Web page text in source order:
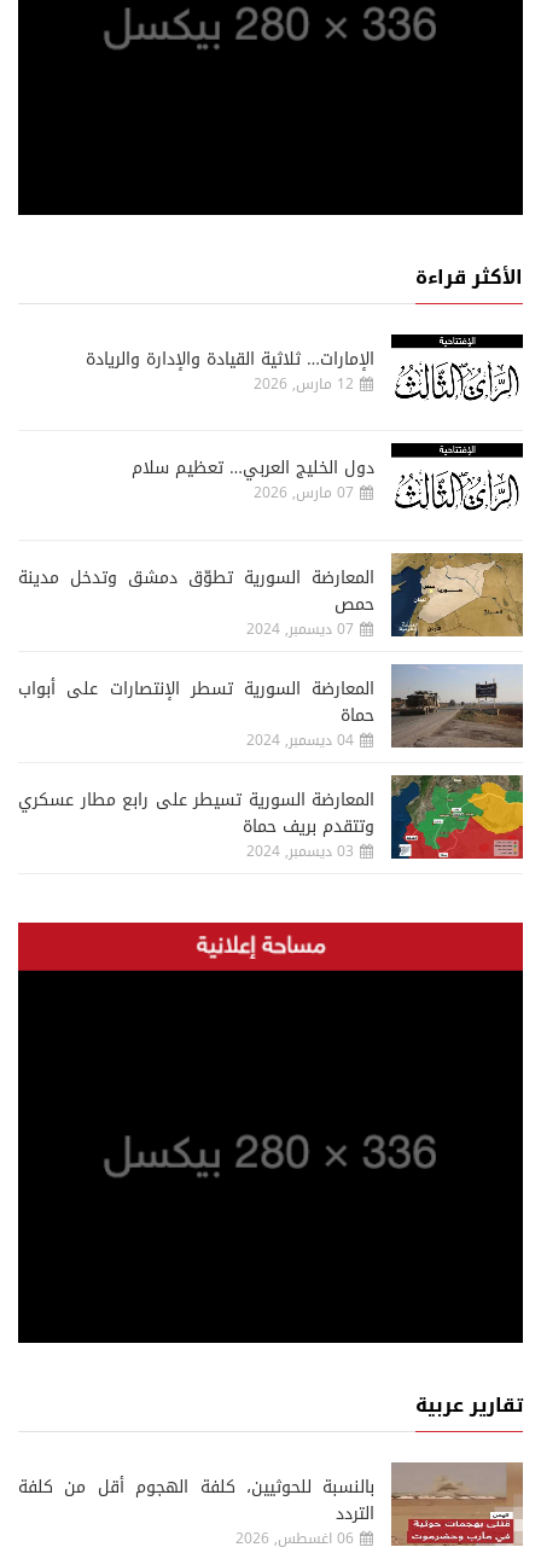
الأكثر قراءة
الإمارات… ثلاثية القيادة والإدارة والريادة
12 مارس, 2026
دول الخليج العربي… تعظيم سلام
07 مارس, 2026
المعارضة السورية تطوّق دمشق وتدخل مدينة
حمص
07 ديسمبر, 2024
المعارضة السورية تسطر الإنتصارات على أبواب
حماة
04 ديسمبر, 2024
المعارضة السورية تسيطر على رابع مطار عسكري
وتتقدم بريف حماة
03 ديسمبر, 2024
تقارير عربية
‏بالنسبة للحوثيين، كلفة الهجوم أقل من كلفة
التردد
06 اغسطس, 2026